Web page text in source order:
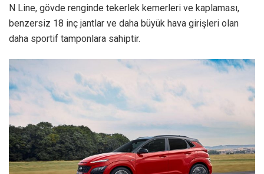
N Line, gövde renginde tekerlek kemerleri ve kaplaması,
benzersiz 18 inç jantlar ve daha büyük hava girişleri olan
daha sportif tamponlara sahiptir.